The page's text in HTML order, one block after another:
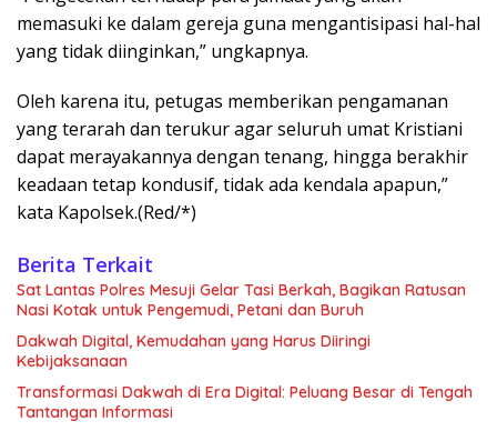
memasuki ke dalam gereja guna mengantisipasi hal-hal
yang tidak diinginkan,” ungkapnya.
Oleh karena itu, petugas memberikan pengamanan
yang terarah dan terukur agar seluruh umat Kristiani
dapat merayakannya dengan tenang, hingga berakhir
keadaan tetap kondusif, tidak ada kendala apapun,”
kata Kapolsek.(Red/*)
Berita Terkait
Sat Lantas Polres Mesuji Gelar Tasi Berkah, Bagikan Ratusan
Nasi Kotak untuk Pengemudi, Petani dan Buruh
Dakwah Digital, Kemudahan yang Harus Diiringi
Kebijaksanaan
Transformasi Dakwah di Era Digital: Peluang Besar di Tengah
Tantangan Informasi